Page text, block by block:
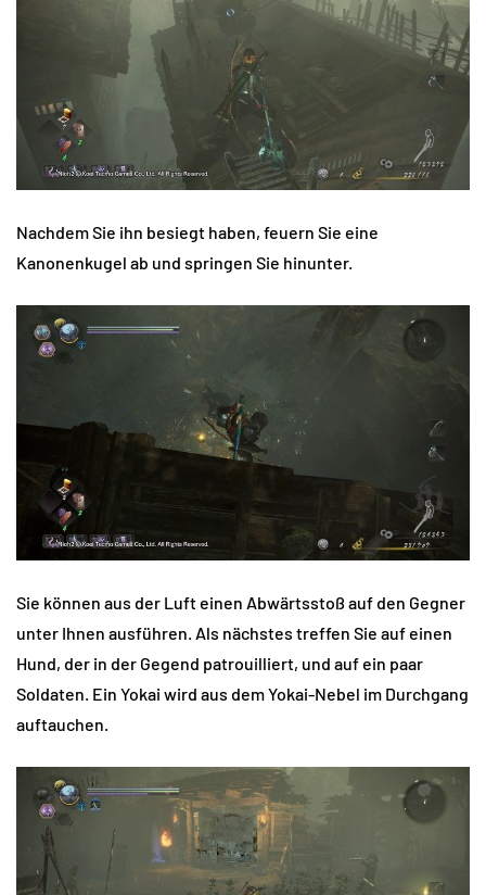
Nachdem Sie ihn besiegt haben, feuern Sie eine
Kanonenkugel ab und springen Sie hinunter.
Sie können aus der Luft einen Abwärtsstoß auf den Gegner
unter Ihnen ausführen. Als nächstes treffen Sie auf einen
Hund, der in der Gegend patrouilliert, und auf ein paar
Soldaten. Ein Yokai wird aus dem Yokai-Nebel im Durchgang
auftauchen.